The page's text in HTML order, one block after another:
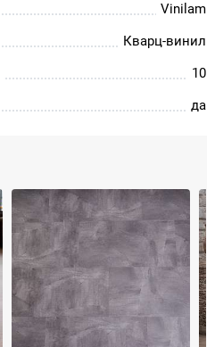
Vinilam
Кварц-винил
10
да